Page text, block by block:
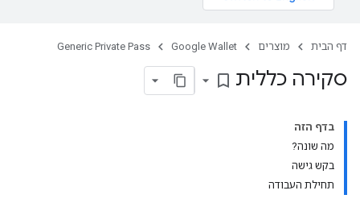
דף הבית מוצרים Google Wallet
Generic Private Pass
סקירה כללית bookmark_border
בדף הזה
מה שונה?
בקש גישה
תחילת העבודה